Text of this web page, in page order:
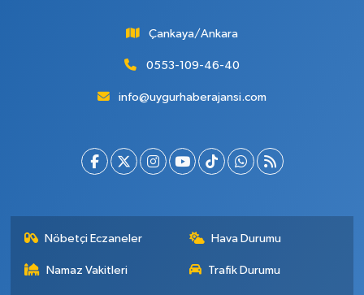
Çankaya/Ankara
0553-109-46-40
info@uygurhaberajansi.com
Nöbetçi Eczaneler Hava Durumu
Namaz Vakitleri Trafik Durumu